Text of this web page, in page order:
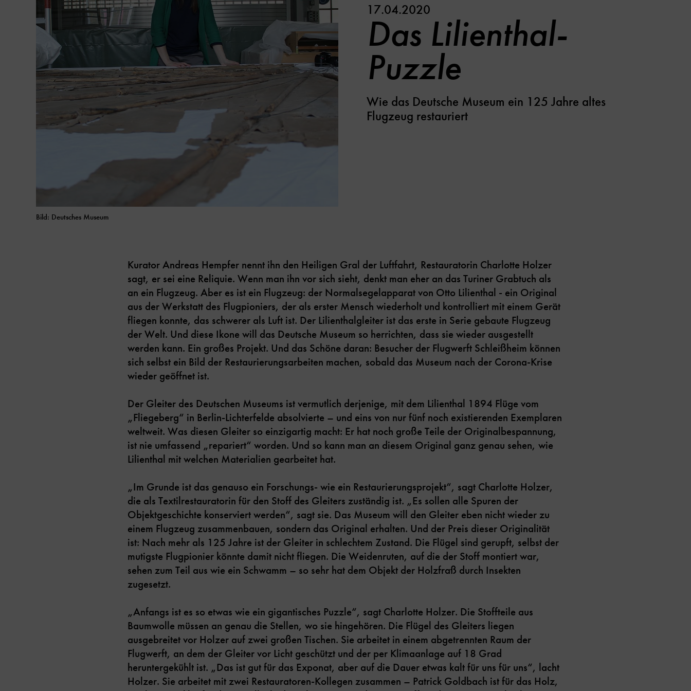
Bild: Deutsches Museum
17.04.2020
Das Lilienthal-
Puzzle
Wie das Deutsche Museum ein 125 Jahre altes
Flugzeug restauriert
Kurator Andreas Hempfer nennt ihn den Heiligen Gral der Luftfahrt, Restauratorin Charlotte Holzer
sagt, er sei eine Reliquie. Wenn man ihn vor sich sieht, denkt man eher an das Turiner Grabtuch als
an ein Flugzeug. Aber es ist ein Flugzeug: der Normalsegelapparat von Otto Lilienthal - ein Original
aus der Werkstatt des Flugpioniers, der als erster Mensch wiederholt und kontrolliert mit einem Gerät
fliegen konnte, das schwerer als Luft ist. Der Lilienthalgleiter ist das erste in Serie gebaute Flugzeug
der Welt. Und diese Ikone will das Deutsche Museum so herrichten, dass sie wieder ausgestellt
werden kann. Ein großes Projekt. Und das Schöne daran: Besucher der Flugwerft Schleißheim können
sich selbst ein Bild der Restaurierungsarbeiten machen, sobald das Museum nach der Corona-Krise
wieder geöffnet ist.
Der Gleiter des Deutschen Museums ist vermutlich derjenige, mit dem Lilienthal 1894 Flüge vom
„Fliegeberg“ in Berlin-Lichterfelde absolvierte – und eins von nur fünf noch existierenden Exemplaren
weltweit. Was diesen Gleiter so einzigartig macht: Er hat noch große Teile der Originalbespannung,
ist nie umfassend „repariert“ worden. Und so kann man an diesem Original ganz genau sehen, wie
Lilienthal mit welchen Materialien gearbeitet hat.
„Im Grunde ist das genauso ein Forschungs- wie ein Restaurierungsprojekt“, sagt Charlotte Holzer,
die als Textilrestauratorin für den Stoff des Gleiters zuständig ist. „Es sollen alle Spuren der
Objektgeschichte konserviert werden“, sagt sie. Das Museum will den Gleiter eben nicht wieder zu
einem Flugzeug zusammenbauen, sondern das Original erhalten. Und der Preis dieser Originalität
ist: Nach mehr als 125 Jahre ist der Gleiter in schlechtem Zustand. Die Flügel sind gerupft, selbst der
mutigste Flugpionier könnte damit nicht fliegen. Die Weidenruten, auf die der Stoff montiert war,
sehen zum Teil aus wie ein Schwamm – so sehr hat dem Objekt der Holzfraß durch Insekten
zugesetzt.
„Anfangs ist es so etwas wie ein gigantisches Puzzle“, sagt Charlotte Holzer. Die Stoffteile aus
Baumwolle müssen an genau die Stellen, wo sie hingehören. Die Flügel des Gleiters liegen
ausgebreitet vor Holzer auf zwei großen Tischen. Sie arbeitet in einem abgetrennten Raum der
Flugwerft, an dem der Gleiter vor Licht geschützt und der per Klimaanlage auf 18 Grad
heruntergekühlt ist. „Das ist gut für das Exponat, aber auf die Dauer etwas kalt für uns für uns“, lacht
Holzer. Sie arbeitet mit zwei Restauratoren-Kollegen zusammen – Patrick Goldbach ist für das Holz,